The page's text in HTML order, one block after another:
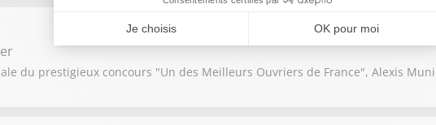
du prestigieux concours "Un des Meilleurs Ouvriers de France", Alexis